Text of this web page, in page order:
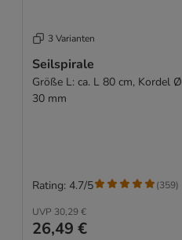
3 Varianten
Seilspirale
Größe L: ca. L 80 cm, Kordel Ø
30 mm
UVP 30,29 €
26,49 €
Rating: 4.7/5 (359)